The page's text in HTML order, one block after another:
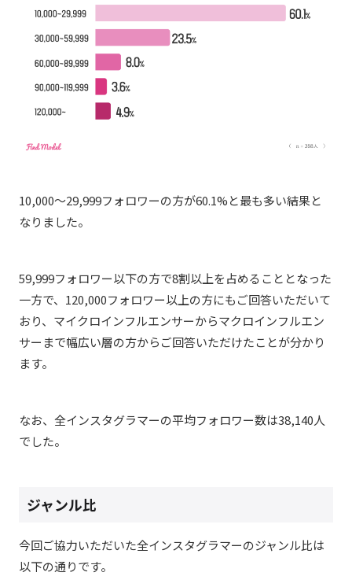
10,000〜29,999フォロワーの方が60.1%と最も多い結果と
なりました。
59,999フォロワー以下の方で8割以上を占めることとなった
一方で、120,000フォロワー以上の方にもご回答いただいて
おり、マイクロインフルエンサーからマクロインフルエン
サーまで幅広い層の方からご回答いただけたことが分かり
ます。
なお、全インスタグラマーの平均フォロワー数は38,140人
でした。
ジャンル比
今回ご協力いただいた全インスタグラマーのジャンル比は
以下の通りです。